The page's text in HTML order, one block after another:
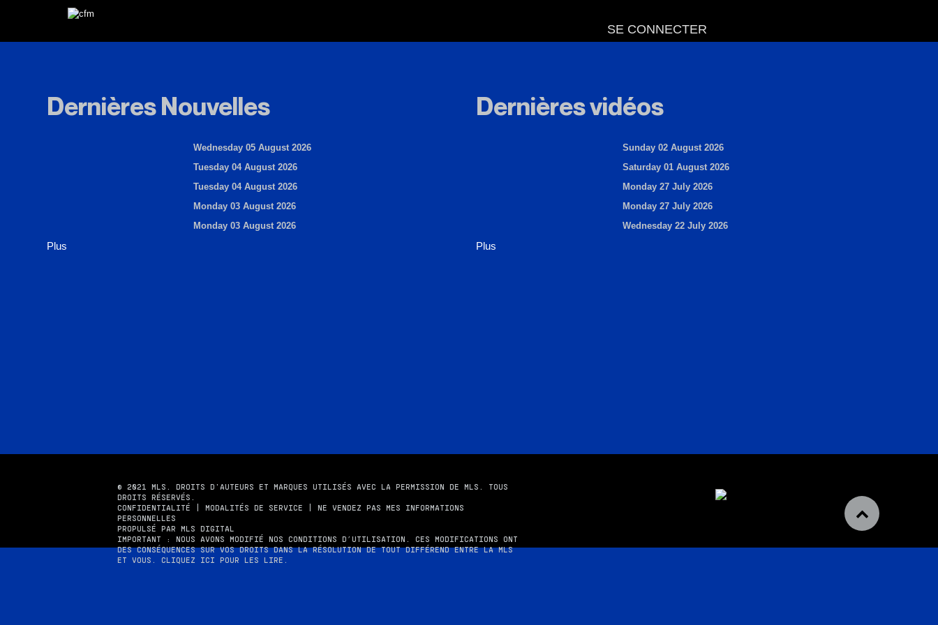
SE CONNECTER
Dernières Nouvelles
Wednesday 05 August 2026
Tuesday 04 August 2026
Tuesday 04 August 2026
Monday 03 August 2026
Monday 03 August 2026
Plus
Dernières vidéos
Sunday 02 August 2026
Saturday 01 August 2026
Monday 27 July 2026
Monday 27 July 2026
Wednesday 22 July 2026
Plus
© 2021 MLS. DROITS D'AUTEURS ET MARQUES UTILISÉS AVEC LA PERMISSION DE MLS. TOUS
DROITS RÉSERVÉS.
CONFIDENTIALITÉ
MODALITÉS DE SERVICE
NE VENDEZ PAS MES INFORMATIONS
PERSONNELLES
PROPULSÉ PAR MLS DIGITAL
IMPORTANT : NOUS AVONS MODIFIÉ NOS CONDITIONS D’UTILISATION. CES MODIFICATIONS ONT
DES CONSÉQUENCES SUR VOS DROITS DANS LA RÉSOLUTION DE TOUT DIFFÉREND ENTRE LA MLS
ET VOUS. CLIQUEZ ICI POUR LES LIRE .